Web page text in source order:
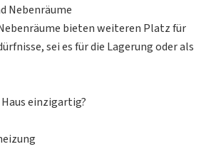
Nebenräume
bieten weiteren Platz für
sei es für die Lagerung oder als
einzigartig?